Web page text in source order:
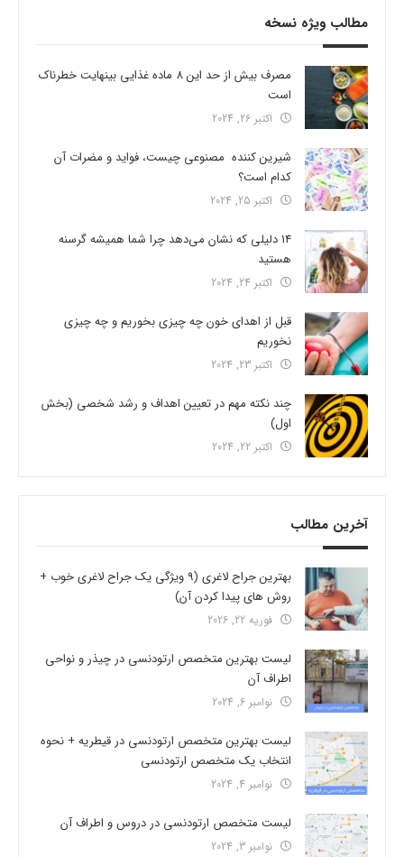
مطالب ویژه نسخه
مصرف بیش از حد این 8 ماده غذایی بینهایت خطرناک
است
اکتبر 26, 2024
شیرین کننده مصنوعی چیست، فواید و مضرات آن
کدام است؟
اکتبر 25, 2024
14 دلیلی که نشان می‌دهد چرا شما همیشه گرسنه
هستید
اکتبر 24, 2024
قبل از اهدای خون چه چیزی بخوریم و چه چیزی
نخوریم
اکتبر 23, 2024
چند نکته مهم در تعیین اهداف و رشد شخصی (بخش
اول)
اکتبر 22, 2024
آخرین مطالب
بهترین جراح لاغری (9 ویژگی یک جراح لاغری خوب +
روش های پیدا کردن آن)
فوریه 22, 2026
لیست بهترین متخصص ارتودنسی در چیذر و نواحی
اطراف آن
نوامبر 6, 2024
لیست بهترین متخصص ارتودنسی در قیطریه + نحوه
انتخاب یک متخصص ارتودنسی
نوامبر 4, 2024
لیست متخصص ارتودنسی در دروس و اطراف آن
نوامبر 3, 2024